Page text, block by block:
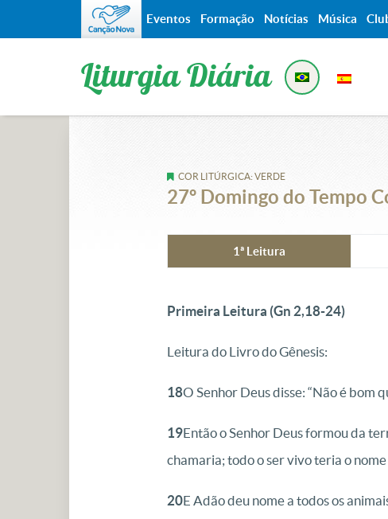
Liturgia Diária
COR LITÚRGICA: VERDE
27º Domingo do Tempo
1ª Leitura
Primeira Leitura (Gn 2,18-24)
Leitura do Livro do Gênesis:
18O Senhor Deus disse: “Não é bom
19Então o Senhor Deus formou da
chamaria; todo o ser vivo teria o
20E Adão deu nome a todos os
Eventos Formação Notícias Música